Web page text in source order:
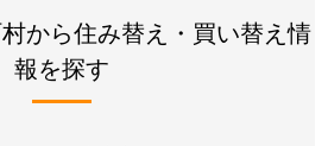
から住み替え・買い替え情
報を探す